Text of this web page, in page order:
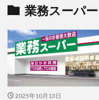
業務スーパー
2025年10月13日